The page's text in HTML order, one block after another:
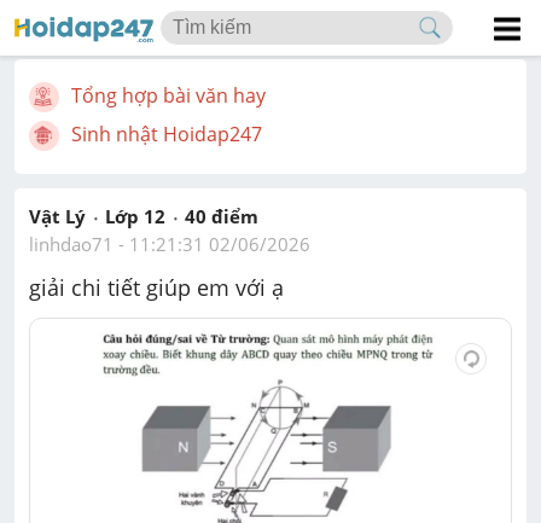
Tổng hợp bài văn hay
Sinh nhật Hoidap247
Vật Lý Lớp 12 40 điểm
linhdao71 - 11:21:31 02/06/2026
giải chi tiết giúp em với ạ